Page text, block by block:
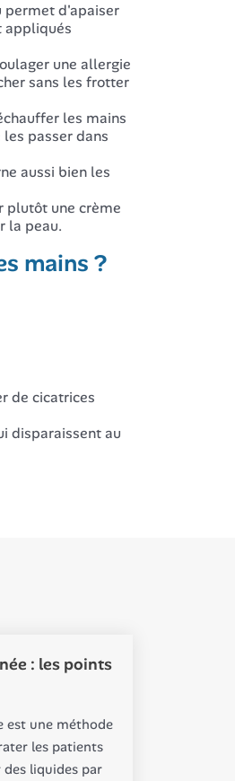
permet d'apaiser
appliqués
une allergie
sans les frotter
les mains
passer dans
aussi bien les
plutôt une crème
la peau.
mains ?
de cicatrices
disparaissent au
: les points
est une méthode
les patients
liquides par